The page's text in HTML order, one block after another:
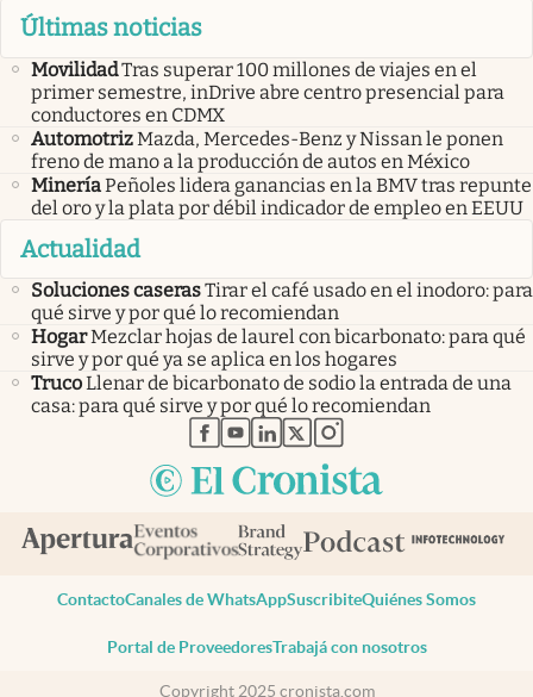
Últimas noticias
MovilidadTras superar 100 millones de viajes en el
primer semestre, inDrive abre centro presencial para
conductores en CDMX
AutomotrizMazda, Mercedes-Benz y Nissan le ponen
freno de mano a la producción de autos en México
MineríaPeñoles lidera ganancias en la BMV tras repunte
del oro y la plata por débil indicador de empleo en EEUU
Actualidad
Soluciones caserasTirar el café usado en el inodoro: para
qué sirve y por qué lo recomiendan
HogarMezclar hojas de laurel con bicarbonato: para qué
sirve y por qué ya se aplica en los hogares
TrucoLlenar de bicarbonato de sodio la entrada de una
casa: para qué sirve y por qué lo recomiendan
abre en nueva pestaña
abre en nueva pestaña
abre en nueva pestaña
abre en nueva pestaña
abre en nueva pestaña
ContactoCanales de WhatsAppSuscribiteQuiénes Somos
Portal de ProveedoresTrabajá con nosotros
Copyright 2025 cronista.com